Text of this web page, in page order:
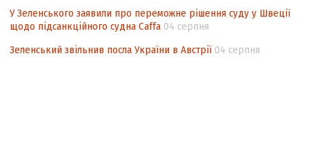
У Зеленського заявили про переможне рішення суду у Швеції
щодо підсанкційного судна Caffa 04 серпня
Зеленський звільнив посла України в Австрії 04 серпня